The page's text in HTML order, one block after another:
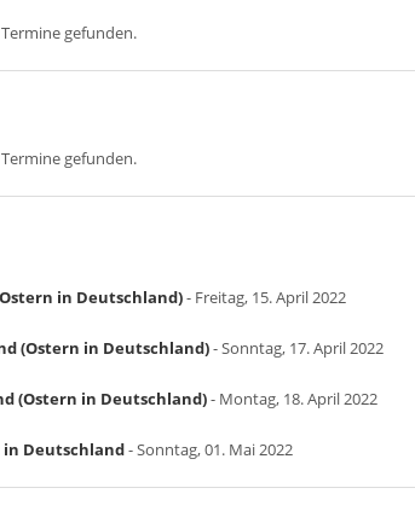
gefunden.
gefunden.
in Deutschland)- Freitag, 15. April 2022
(Ostern in Deutschland)- Sonntag, 17. April 2022
(Ostern in Deutschland)- Montag, 18. April 2022
in Deutschland- Sonntag, 01. Mai 2022